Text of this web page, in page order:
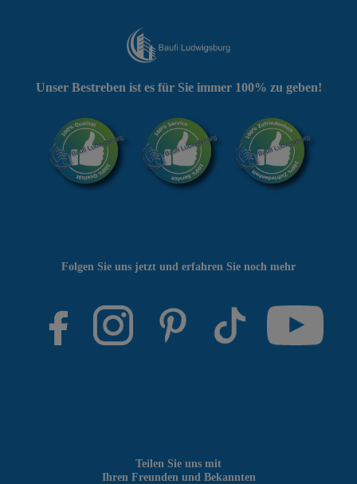
Teilen Sie uns mit
Ihren Freunden und Bekannten
Folgen Sie uns jetzt und erfahren Sie noch mehr
Unser Bestreben ist es für Sie immer 100% zu geben!